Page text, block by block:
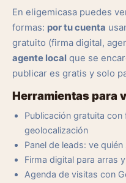
En eligemicasa puedes
formas: por tu cuenta
gratuito (firma digital,
agente local que se
publicar es gratis y solo
Herramientas para
Publicación gratuita
geolocalización
Panel de leads: ve
Firma digital para arras
Agenda de visitas con